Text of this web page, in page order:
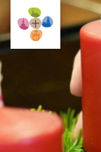
Zum Inhalt